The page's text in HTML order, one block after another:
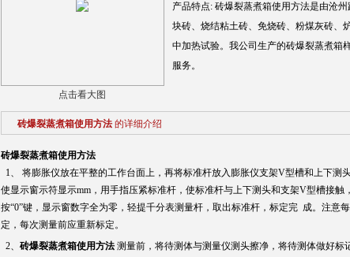
点击看大图
产品特点: 砖爆裂蒸煮箱使用方法是由沧
块砖、烧结粘土砖、免烧砖、粉煤灰砖、
中加热试验。我公司生产的砖爆裂蒸煮箱
服务。
砖爆裂蒸煮箱使用方法 的详细介绍
砖爆裂蒸煮箱使用方法
1、 将膨胀仪放在平整的工作台面上，再将标准杆放入膨胀仪支架V型槽和上下测
使显示窗示符显示mm，用手指压紧标准杆，使标准杆与上下测头和支架V型槽接
按“0”键，显示窗数字全为零，轻提千分表测量杆，取出标准杆，标定完 成。注意
定，每次测量前应重新标定。
2、 砖爆裂蒸煮箱使用方法测量前，将待测体与测量仪测头擦净，将待测体做好